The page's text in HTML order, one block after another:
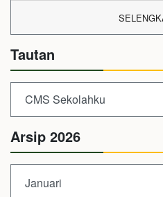
Tautan
CMS Sekolahku
Arsip 2026
Januari